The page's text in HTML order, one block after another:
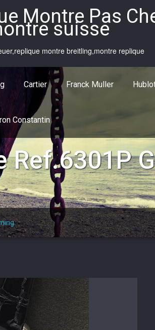
Montre Pas
suisse
montre breitling,montre replique
Cartier Franck Muller
Constantin